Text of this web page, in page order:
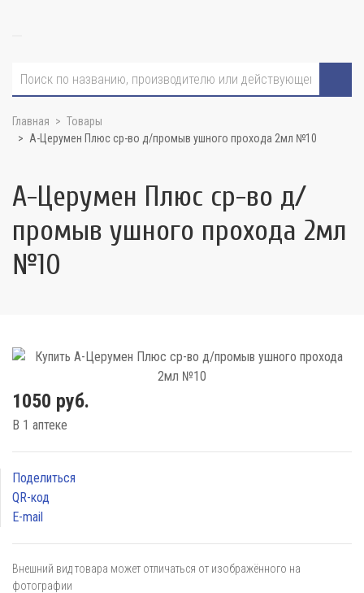
Главная
Товары
А-Церумен Плюс ср-во д/промыв ушного прохода 2мл №10
А-Церумен Плюс ср-во д/
промыв ушного прохода 2мл
№10
1050 руб.
В 1 аптеке
Поделиться
QR-код
E-mail
Внешний вид товара может отличаться от изображённого на
фотографии